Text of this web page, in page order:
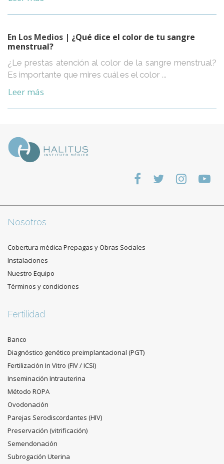
En Los Medios | ¿Qué dice el color de tu sangre
menstrual?
¿Le prestas atención al color de la sangre menstrual?
Es importante que mires cuál es el color ...
Leer más
Nosotros
Cobertura médica Prepagas y Obras Sociales
Instalaciones
Nuestro Equipo
Términos y condiciones
Fertilidad
Banco
Diagnóstico genético preimplantacional (PGT)
Fertilización In Vitro (FIV / ICSI)
Inseminación Intrauterina
Método ROPA
Ovodonación
Parejas Serodiscordantes (HIV)
Preservación (vitrificación)
Semendonación
Subrogación Uterina